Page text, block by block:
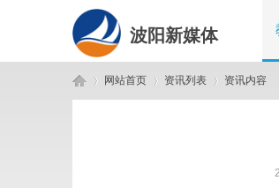
波阳新媒体
网站首页 资讯列表 资讯内容